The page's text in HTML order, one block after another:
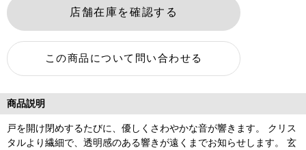
商品説明
戸を開け閉めするたびに、優しくさわやかな音が響きます。 クリス
タルより繊細で、透明感のある響きが遠くまでお知らせします。 玄